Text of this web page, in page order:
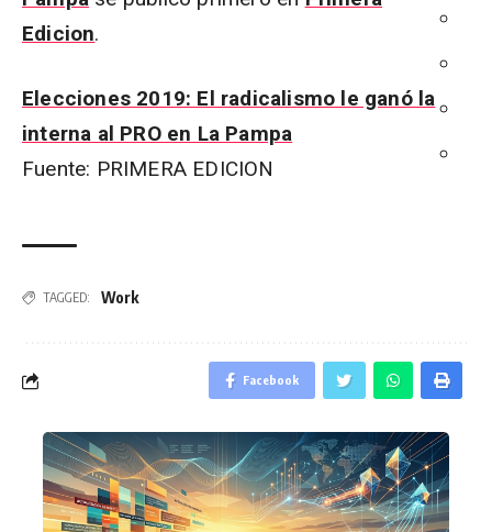
Edicion.
Elecciones 2019: El radicalismo le ganó la
interna al PRO en La Pampa
Fuente: PRIMERA EDICION
TAGGED: Work
Facebook